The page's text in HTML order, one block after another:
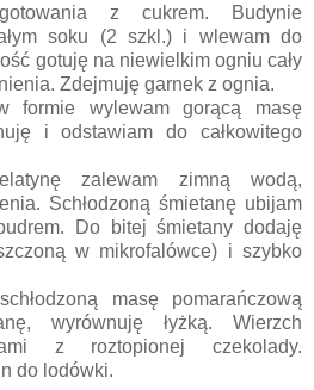
z cukrem. Budynie
soku (2 szkl.) i wlewam do
gotuję na niewielkim ogniu cały
Zdejmuję garnek z ognia.
formie wylewam gorącą masę
i odstawiam do całkowitego
zalewam zimną wodą,
Schłodzoną śmietanę ubijam
Do bitej śmietany dodaję
w mikrofalówce) i szybko
masę pomarańczową
wyrównuję łyżką. Wierzch
z roztopionej czekolady.
do lodówki.